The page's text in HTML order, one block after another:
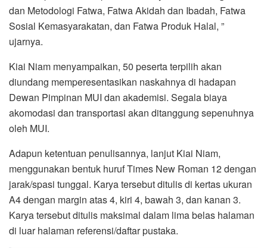
dan Metodologi Fatwa, Fatwa Akidah dan Ibadah, Fatwa
Sosial Kemasyarakatan, dan Fatwa Produk Halal, ”
ujarnya.
Kiai Niam menyampaikan, 50 peserta terpilih akan
diundang memperesentasikan naskahnya di hadapan
Dewan Pimpinan MUI dan akademisi. Segala biaya
akomodasi dan transportasi akan ditanggung sepenuhnya
oleh MUI.
Adapun ketentuan penulisannya, lanjut Kiai Niam,
menggunakan bentuk huruf Times New Roman 12 dengan
jarak/spasi tunggal. Karya tersebut ditulis di kertas ukuran
A4 dengan margin atas 4, kiri 4, bawah 3, dan kanan 3.
Karya tersebut ditulis maksimal dalam lima belas halaman
di luar halaman referensi/daftar pustaka.